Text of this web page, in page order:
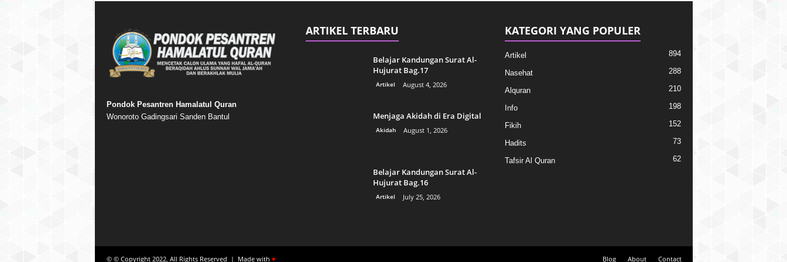
Pondok Pesantren Hamalatul Quran
Wonoroto Gadingsari Sanden Bantul
ARTIKEL TERBARU
Belajar Kandungan Surat Al-
Hujurat Bag.17
Artikel August 4, 2026
Menjaga Akidah di Era Digital
Akidah August 1, 2026
Belajar Kandungan Surat Al-
Hujurat Bag.16
Artikel July 25, 2026
KATEGORI YANG POPULER
Artikel 894
Nasehat 288
Alquran 210
Info 198
Fikih 152
Hadits 73
Tafsir Al Quran 62
Blog About Contact
© © Copyright 2022, All Rights Reserved | Made with ♥